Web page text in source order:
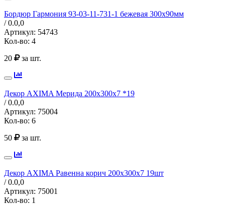
Бордюр Гармония 93-03-11-731-1 бежевая 300х90мм
/ 0.0,0
Артикул: 54743
Кол-во: 4
20
за шт.
Декор AXIMA Мерида 200х300х7 *19
/ 0.0,0
Артикул: 75004
Кол-во: 6
50
за шт.
Декор AXIMA Равенна корич 200х300х7 19шт
/ 0.0,0
Артикул: 75001
Кол-во: 1